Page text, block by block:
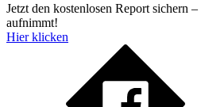
Jetzt den kostenlosen Report sichern
aufnimmt!
Hier klicken